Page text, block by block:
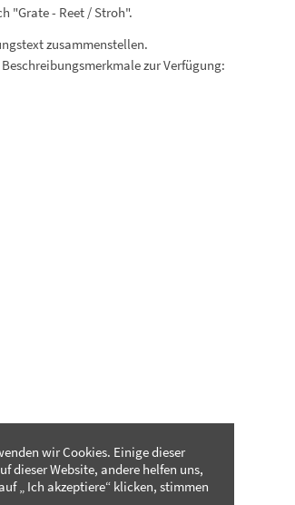
"Grate - Reet / Stroh".
zusammenstellen.
zur Verfügung:
wir Cookies. Einige dieser
dieser Website, andere helfen uns,
„ Ich akzeptiere“ klicken, stimmen